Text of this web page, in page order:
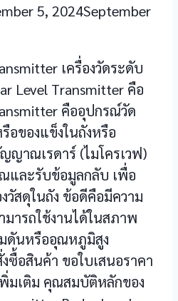
5, 2024September
เครื่องวัดระดับ
Level Transmitter คือ
คืออุปกรณ์วัด
อของแข็งในถังหรือ
ญาณเรดาร์ (ไมโครเวฟ)
และรับข้อมูลกลับ เพื่อ
สดุในถัง ข้อดีคือมีความ
ารถใช้งานได้ในสภาพ
ดันหรืออุณหภูมิสูง
ซื้อสินค้า ขอใบเสนอราคา
มเติม คุณสมบัติหลักของ